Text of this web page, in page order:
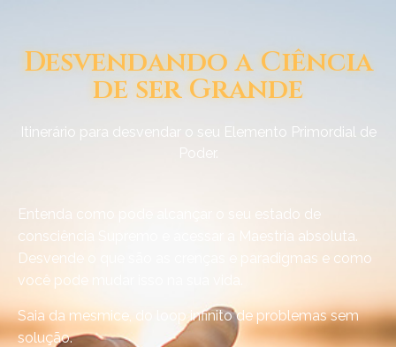
Desvendando a Ciência
de ser Grande
Itinerário para desvendar o seu Elemento Primordial de
Poder.
Entenda como pode alcançar o seu estado de
consciência Supremo e acessar a Maestria absoluta.
Desvende o que são as crenças e paradigmas e como
você pode mudar isso na sua vida.
Saia da mesmice, do loop infinito de problemas sem
solução.